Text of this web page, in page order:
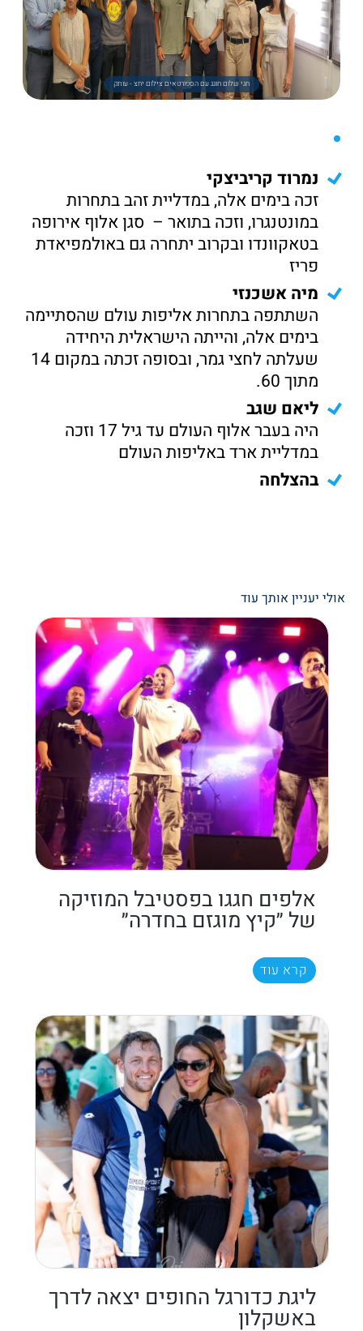
‏‏חגי שלום חוגג עם הספורטאים צילום יחצ - עותק
נמרוד קריביצקי
זכה בימים אלה, במדליית זהב בתחרות
במונטנגרו, וזכה בתואר – סגן אלוף אירופה
בטאקוונדו ובקרוב יתחרה גם באולמפיאדת
פריז
מיה אשכנזי
השתתפה בתחרות אליפות עולם שהסתיימה
בימים אלה, והייתה הישראלית היחידה
שעלתה לחצי גמר, ובסופה זכתה במקום 14
מתוך 60.
ליאם שגב
היה בעבר אלוף העולם עד גיל 17 וזכה
במדליית ארד באליפות העולם
בהצלחה
אולי יעניין אותך עוד
אלפים חגגו בפסטיבל המוזיקה
של ״קיץ מוגזם בחדרה״
קרא עוד
ליגת כדורגל החופים יצאה לדרך
באשקלון